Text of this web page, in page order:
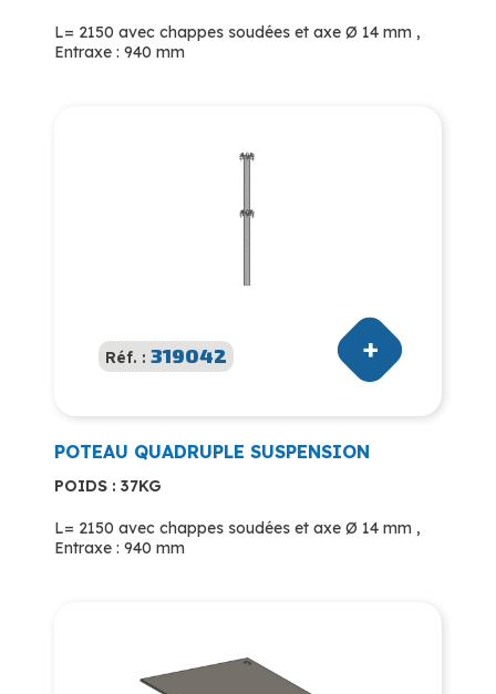
L= 2150 avec chappes soudées et axe Ø 14 mm ,
Entraxe : 940 mm
Réf. : 319042
POTEAU QUADRUPLE SUSPENSION
POIDS : 37KG
L= 2150 avec chappes soudées et axe Ø 14 mm ,
Entraxe : 940 mm